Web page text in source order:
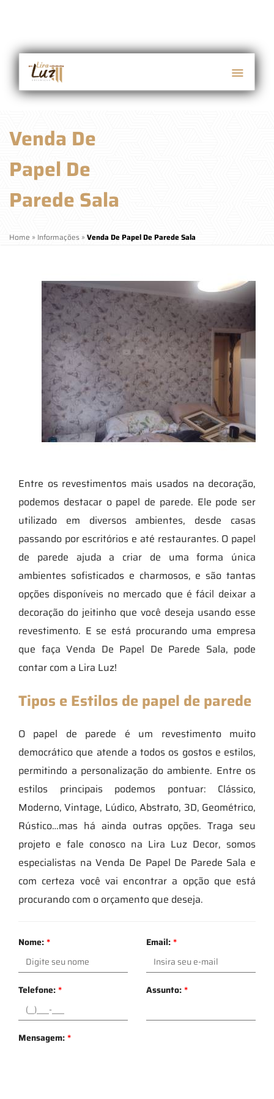
Venda De
Papel De
Parede Sala
Home » Informações » Venda De Papel De Parede Sala
Entre os revestimentos mais usados na decoração,
podemos destacar o papel de parede. Ele pode ser
utilizado em diversos ambientes, desde casas
passando por escritórios e até restaurantes. O papel
de parede ajuda a criar de uma forma única
ambientes sofisticados e charmosos, e são tantas
opções disponíveis no mercado que é fácil deixar a
decoração do jeitinho que você deseja usando esse
revestimento. E se está procurando uma empresa
que faça Venda De Papel De Parede Sala, pode
contar com a Lira Luz!
Tipos e Estilos de papel de parede
O papel de parede é um revestimento muito
democrático que atende a todos os gostos e estilos,
permitindo a personalização do ambiente. Entre os
estilos principais podemos pontuar: Clássico,
Moderno, Vintage, Lúdico, Abstrato, 3D, Geométrico,
Rústico…mas há ainda outras opções. Traga seu
projeto e fale conosco na Lira Luz Decor, somos
especialistas na Venda De Papel De Parede Sala e
com certeza você vai encontrar a opção que está
procurando com o orçamento que deseja.
Nome:* Email:*
Telefone:* Assunto:*
Mensagem:*